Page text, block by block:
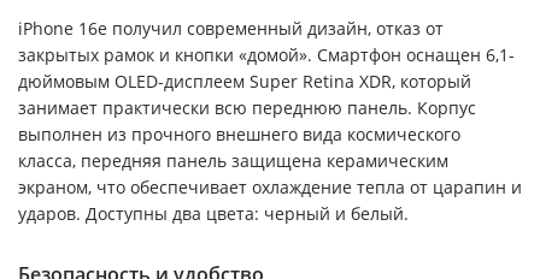
iPhone 16e получил современный дизайн, отказ от
закрытых рамок и кнопки «домой». Смартфон оснащен 6,1-
дюймовым OLED-дисплеем Super Retina XDR, который
занимает практически всю переднюю панель. Корпус
выполнен из прочного внешнего вида космического
класса, передняя панель защищена керамическим
экраном, что обеспечивает охлаждение тепла от царапин и
ударов. Доступны два цвета: черный и белый.